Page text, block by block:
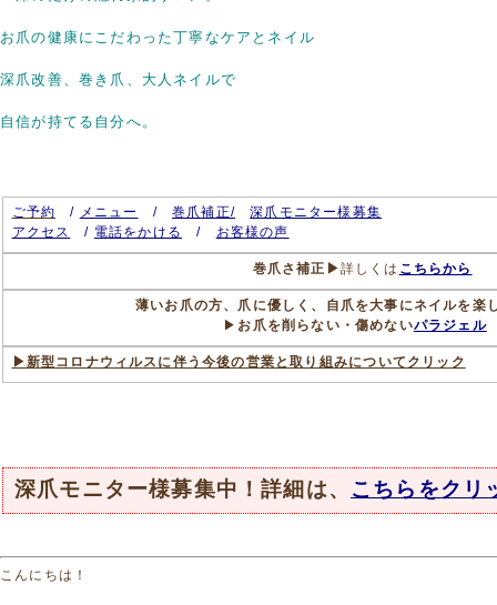
お爪の健康にこだわった丁寧なケアとネイル
深爪改善、巻き爪、大人ネイルで
自信が持てる自分へ。
ご予約 / メニュー /巻爪補正/
深爪モニター様募集
アクセス
/ 電話をかける / お客様の声
巻爪さ補正▶詳しくは こちらから
薄いお爪の方、爪に優しく、自爪を大事にネイルを楽
▶ お爪を削らない・傷めないパラジェル
▶新型コロナウィルスに伴う今後の営業と取り組みについてクリック
深爪モニター様募集中！詳細は、 こちらをクリ
こんにちは！